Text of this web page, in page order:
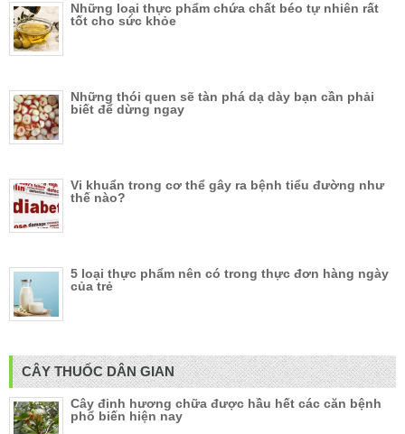
Những loại thực phẩm chứa chất béo tự nhiên rất
tốt cho sức khỏe
Những thói quen sẽ tàn phá dạ dày bạn cần phải
biết để dừng ngay
Vi khuẩn trong cơ thể gây ra bệnh tiểu đường như
thế nào?
5 loại thực phẩm nên có trong thực đơn hàng ngày
của trẻ
CÂY THUỐC DÂN GIAN
Cây đinh hương chữa được hầu hết các căn bệnh
phổ biến hiện nay